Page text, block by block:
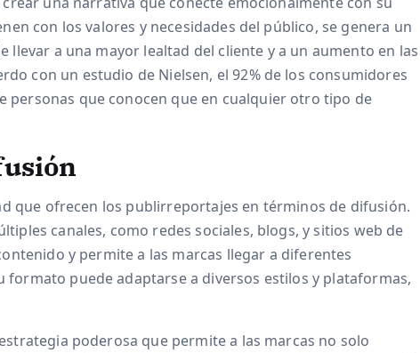
con los valores y necesidades del público, se genera un
llevar a una mayor lealtad del cliente y a un aumento en las
con un estudio de Nielsen, el 92% de los consumidores
personas que conocen que en cualquier otro tipo de
que ofrecen los publirreportajes en términos de difusión.
canales, como redes sociales, blogs, y sitios web de
y permite a las marcas llegar a diferentes
formato puede adaptarse a diversos estilos y plataformas,
poderosa que permite a las marcas no solo